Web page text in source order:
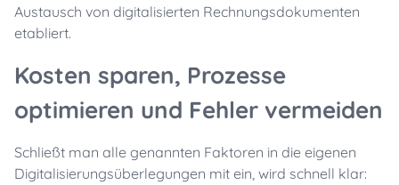
Austausch von digitalisierten Rechnungsdokumenten
etabliert.
Kosten sparen, Prozesse
optimieren und Fehler vermeiden
Schließt man alle genannten Faktoren in die eigenen
Digitalisierungsüberlegungen mit ein, wird schnell klar: